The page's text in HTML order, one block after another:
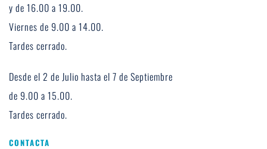
y de 16.00 a 19.00.
Viernes de 9.00 a 14.00.
Tardes cerrado.
Desde el 2 de Julio hasta el 7 de Septiembre
de 9.00 a 15.00.
Tardes cerrado.
CONTACTA